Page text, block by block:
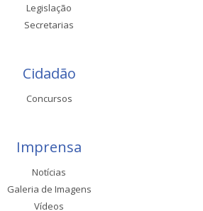
Legislação
Secretarias
Cidadão
Concursos
Imprensa
Notícias
Galeria de Imagens
Vídeos